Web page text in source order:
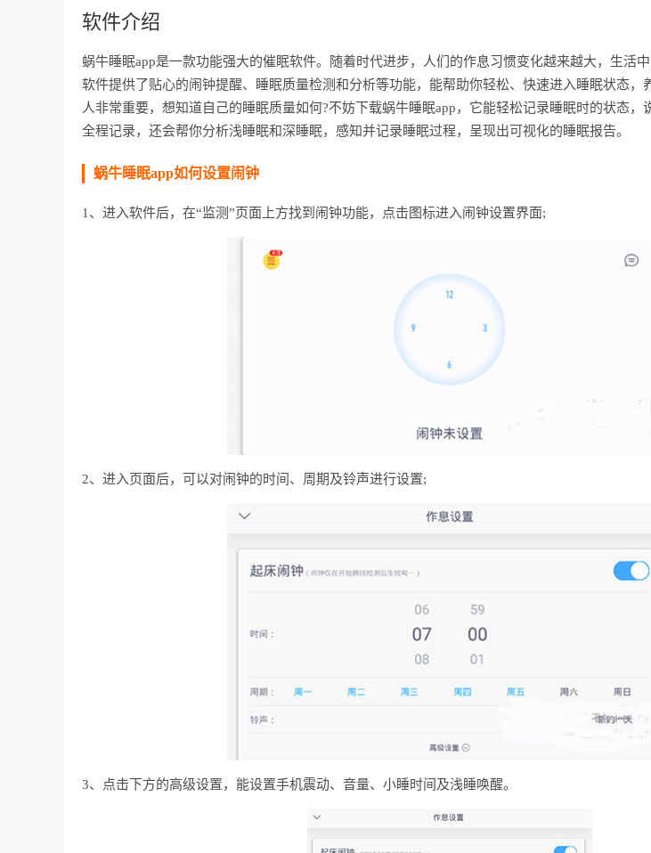
软件介绍
蜗牛睡眠app是一款功能强大的催眠软件。随着时代进步，人们的作息习惯变化越来越大，生活
软件提供了贴心的闹钟提醒、睡眠质量检测和分析等功能，能帮助你轻松、快速进入睡眠状态，
人非常重要，想知道自己的睡眠质量如何?不妨下载蜗牛睡眠app，它能轻松记录睡眠时的状态，
全程记录，还会帮你分析浅睡眠和深睡眠，感知并记录睡眠过程，呈现出可视化的睡眠报告。
蜗牛睡眠app如何设置闹钟
1、进入软件后，在“监测”页面上方找到闹钟功能，点击图标进入闹钟设置界面;
2、进入页面后，可以对闹钟的时间、周期及铃声进行设置;
3、点击下方的高级设置，能设置手机震动、音量、小睡时间及浅睡唤醒。